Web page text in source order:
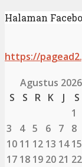
Halaman
https://
Agustus 2026
S
S R K J S
1
3
4 5 6 7 8
10 11 12 13 14 15
17 18 19 20 21 22